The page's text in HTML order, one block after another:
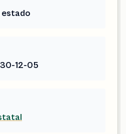
12-05